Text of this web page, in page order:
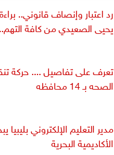
رد اعتبار وإنصاف قانوني..
يحيى الصعيدي من كافة
تعرف على تفاصيل .... حركة
الصحه بـ 14 محافظه
مدير التعليم الإلكتروني
الأكاديمية البحرية